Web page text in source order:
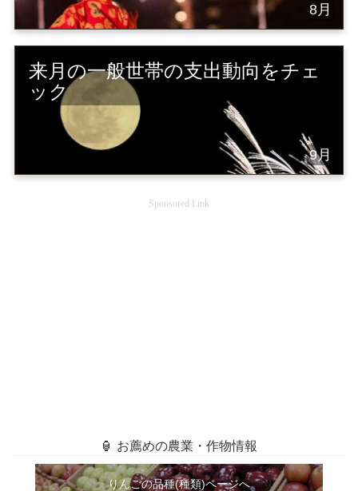
8月
来月の一般世帯の支出動向をチェ
ック
9月
Sponsored Link
🏮 お薦めの農業・作物情報
りんごの品種(種類)ページへ